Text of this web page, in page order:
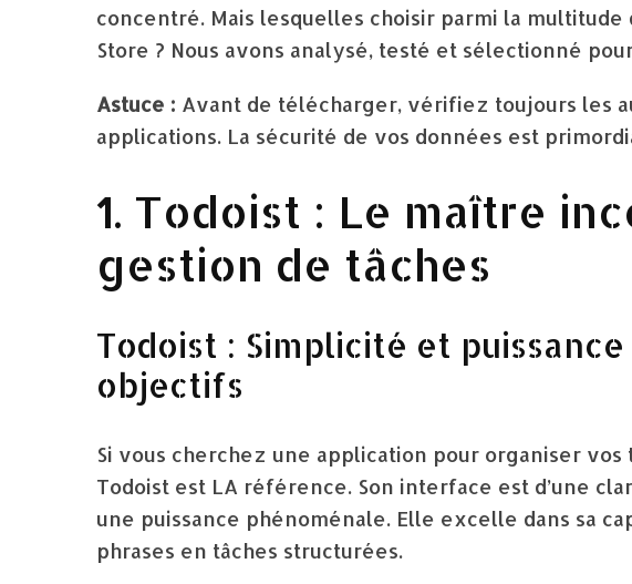
concentré. Mais lesquelles choisir parmi la multitude
Store ? Nous avons analysé, testé et sélectionné
Astuce : Avant de télécharger, vérifiez toujours les
applications. La sécurité de vos données est
1. Todoist : Le maître
gestion de tâches
Todoist : Simplicité et
objectifs
Si vous cherchez une application pour organiser vos
Todoist est LA référence. Son interface est d’une
une puissance phénoménale. Elle excelle dans sa
phrases en tâches structurées.